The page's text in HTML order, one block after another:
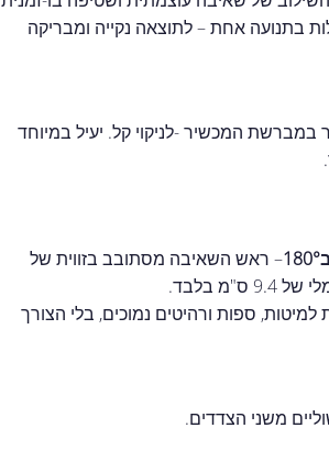
בתנועה אחת – לתוצאה נקייה ומבריקה
המכשיר -לניקוי קל. יעיל במיוחד
– ראש השאיבה מסתובב בזווית של
ספות ורהיטים נמוכים, בלי הצורך
משני הצדדים.